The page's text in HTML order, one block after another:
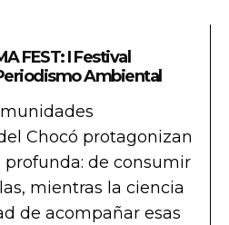
FEST: I Festival
Ambiental
Chocó protagonizan
de consumir
mientras la ciencia
de acompañar esas